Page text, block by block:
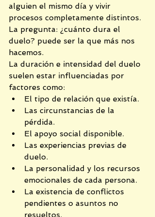
alguien el mismo día y vivir
procesos completamente distintos.
La pregunta: ¿cuánto dura el
duelo? puede ser la que más nos
hacemos.
La duración e intensidad del duelo
suelen estar influenciadas por
factores como:
El tipo de relación que existía.
Las circunstancias de la
pérdida.
El apoyo social disponible.
Las experiencias previas de
duelo.
La personalidad y los recursos
emocionales de cada persona.
La existencia de conflictos
pendientes o asuntos no
resueltos.